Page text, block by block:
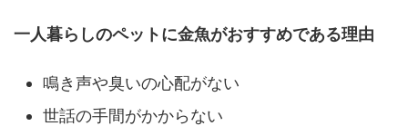
一人暮らしのペットに金魚がおすすめである理由
鳴き声や臭いの心配がない
世話の手間がかからない